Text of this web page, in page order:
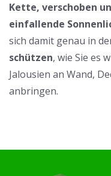
Kette, verschoben
einfallende
sich damit genau in
schützen, wie Sie es
Jalousien an Wand,
anbringen.